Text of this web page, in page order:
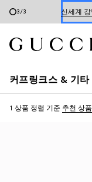
3/3 신세계
커프링크스 & 기타
1 상품 정렬 기준 추천 상